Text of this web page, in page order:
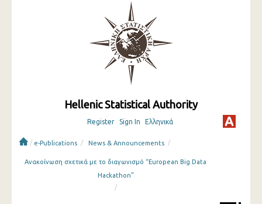
Hellenic Statistical Authority
Register Sign In Ελληνικά
/ e-Publications / News & Announcements /
Ανακοίνωση σχετικά με το διαγωνισμό “European Big Data
Hackathon”
/